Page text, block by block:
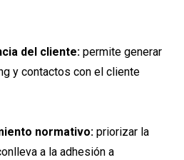
del cliente:permite generar
y contactos con el cliente
normativo:priorizar la
a la adhesión a